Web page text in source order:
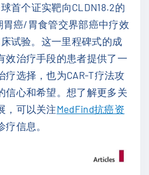
首个证实靶向CLDN18.2的
胃癌/胃食管交界部癌中疗效
试验。这一里程碑式的成
效治疗手段的患者提供了一
疗选择，也为CAR-T疗法攻
信心和希望。想了解更多关
，可以关注MedFind抗癌资
疗信息。